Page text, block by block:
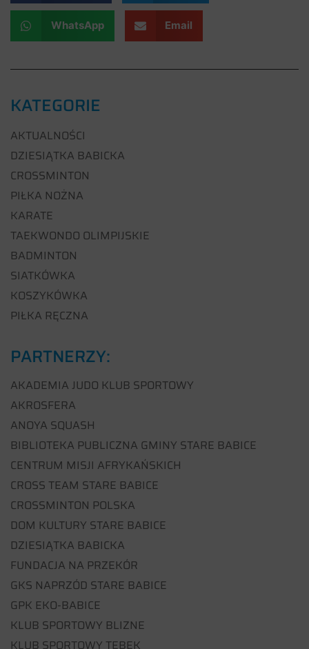
WhatsApp Email
KATEGORIE
AKTUALNOŚCI
DZIESIĄTKA BABICKA
CROSSMINTON
PIŁKA NOŻNA
KARATE
TAEKWONDO OLIMPIJSKIE
BADMINTON
SIATKÓWKA
KOSZYKÓWKA
PIŁKA RĘCZNA
PARTNERZY:
AKADEMIA JUDO KLUB SPORTOWY
AKROSFERA
ANOYA SQUASH
BIBLIOTEKA PUBLICZNA GMINY STARE BABICE
CENTRUM MISJI AFRYKAŃSKICH
CROSS TEAM STARE BABICE
CROSSMINTON POLSKA
DOM KULTURY STARE BABICE
DZIESIĄTKA BABICKA
FUNDACJA NA PRZEKÓR
GKS NAPRZÓD STARE BABICE
GPK EKO-BABICE
KLUB SPORTOWY BLIZNE
KLUB SPORTOWY TEBEK